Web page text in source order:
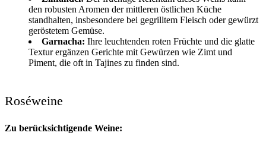
den robusten Aromen der mittleren östlichen Küche
standhalten, insbesondere bei gegrilltem Fleisch oder gewürzt
geröstetem Gemüse.
Garnacha: Ihre leuchtenden roten Früchte und die glatte
Textur ergänzen Gerichte mit Gewürzen wie Zimt und
Piment, die oft in Tajines zu finden sind.
Roséweine
Zu berücksichtigende Weine: